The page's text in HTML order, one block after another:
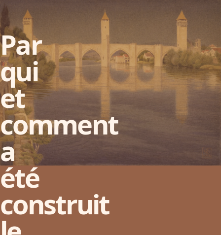
Par
qui
et
comment
a
été
construit